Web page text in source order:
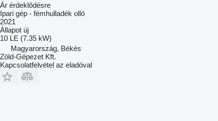
Ár érdeklődésre
Ipari gép - fémhulladék olló
2021
Állapot új
10 LE (7.35 kW)
Magyarország, Békés
Zöld-Gépezet Kft.
Kapcsolatfelvétel az eladóval